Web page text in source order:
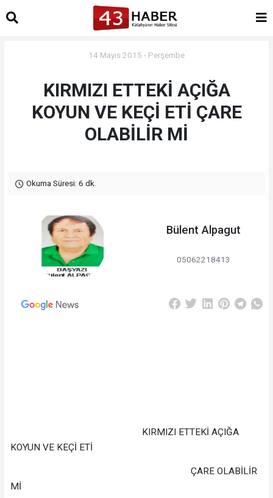
14 Mayıs 2015 - Perşembe
KIRMIZI ETTEKİ AÇIĞA
KOYUN VE KEÇİ ETİ ÇARE
OLABİLİR Mİ
Okuma Süresi: 6 dk.
Bülent Alpagut
05062218413
KIRMIZI ETTEKİ AÇIĞA
KOYUN VE KEÇİ ETİ
ÇARE OLABİLİR
Mİ